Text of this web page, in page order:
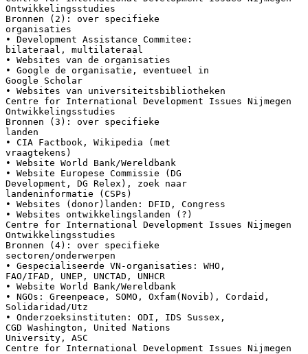
Ontwikkelingsstudies
Bronnen (2): over specifieke
organisaties
• Development Assistance Commitee:
bilateraal, multilateraal
• Websites van de organisaties
• Google de organisatie, eventueel in
Google Scholar
• Websites van universiteitsbibliotheken
Centre for International Development Issues Nijmegen
Ontwikkelingsstudies
Bronnen (3): over specifieke
landen
• CIA Factbook, Wikipedia (met
vraagtekens)
• Website World Bank/Wereldbank
• Website Europese Commissie (DG
Development, DG Relex), zoek naar
landeninformatie (CSPs)
• Websites (donor)landen: DFID, Congress
• Websites ontwikkelingslanden (?)
Centre for International Development Issues Nijmegen
Ontwikkelingsstudies
Bronnen (4): over specifieke
sectoren/onderwerpen
• Gespecialiseerde VN-organisaties: WHO,
FAO/IFAD, UNEP, UNCTAD, UNHCR
• Website World Bank/Wereldbank
• NGOs: Greenpeace, SOMO, Oxfam(Novib), Cordaid,
Solidaridad/Utz
• Onderzoeksinstituten: ODI, IDS Sussex,
CGD Washington, United Nations
University, ASC
Centre for International Development Issues Nijmegen